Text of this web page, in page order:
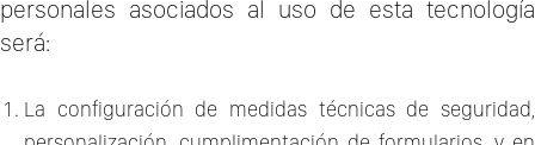
personales asociados al uso de esta tecnología
será:
La configuración de medidas técnicas de seguridad,